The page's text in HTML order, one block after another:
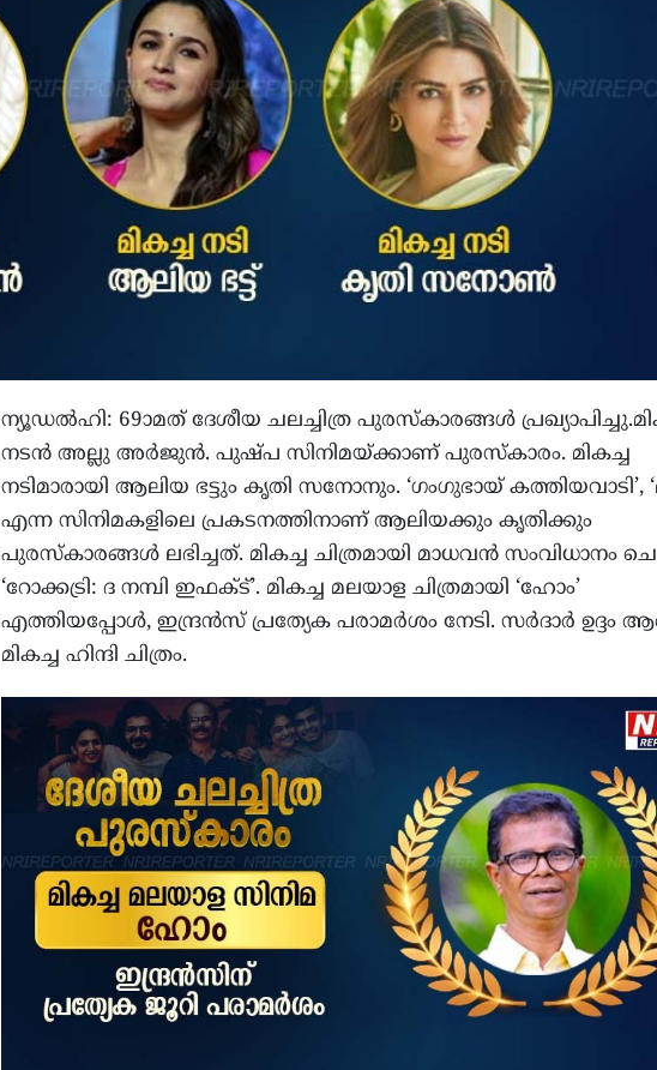
ന്യൂഡൽഹി: 69ാമത് ദേശീയ ചലച്ചിത്ര പുരസ്‌കാരങ്ങൾ
നടന്‍ അല്ലു അര്‍ജുന്‍. പുഷ്പ സിനിമയ്ക്കാണ് പുരസ്‌കാരം. മികച്ച
നടിമാരായി ആലിയ ഭട്ടും കൃതി സനോനും. ‘ഗംഗുഭായ് കത്തിയവാടി’,
എന്ന സിനിമകളിലെ പ്രകടനത്തിനാണ് ആലിയക്കും കൃതിക്കും
പുരസ്‌കാരങ്ങള്‍ ലഭിച്ചത്. മികച്ച ചിത്രമായി മാധവന്‍ സംവിധാനം
‘റോക്കട്രി: ദ നമ്പി ഇഫക്ട്’. മികച്ച മലയാള ചിത്രമായി ‘ഹോം’
എത്തിയപ്പോള്‍, ഇന്ദ്രന്‍സ് പ്രത്യേക പരാമര്‍ശം നേടി. സർദാര്‍ ഉദ്ദം
മികച്ച ഹിന്ദി ചിത്രം.